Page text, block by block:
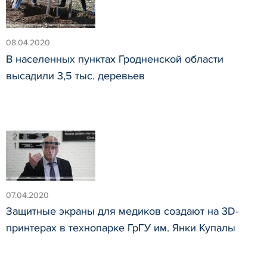
08.04.2020
В населенных пунктах Гродненской области
высадили 3,5 тыс. деревьев
07.04.2020
Защитные экраны для медиков создают на 3D-
принтерах в технопарке ГрГУ им. Янки Купалы